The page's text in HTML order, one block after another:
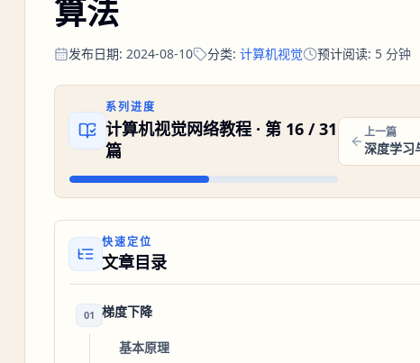
算法
发布日期: 2024-08-10 分类: 计算机视觉 预计阅读: 5 分钟
系列进度
计算机视觉网络教程· 第 16/31
篇
上一篇
快速定位
文章目录
01 梯度下降
基本原理